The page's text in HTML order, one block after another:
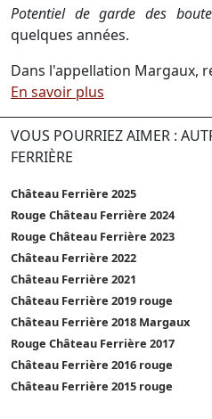
Potentiel de garde des
quelques années.
Dans l'appellation Margaux,
En savoir plus
VOUS POURRIEZ AIMER :
FERRIÈRE
Château Ferrière 2025
Rouge Château Ferrière 2024
Rouge Château Ferrière 2023
Château Ferrière 2022
Château Ferrière 2021
Château Ferrière 2019 rouge
Château Ferrière 2018 Margaux
Rouge Château Ferrière 2017
Château Ferrière 2016 rouge
Château Ferrière 2015 rouge